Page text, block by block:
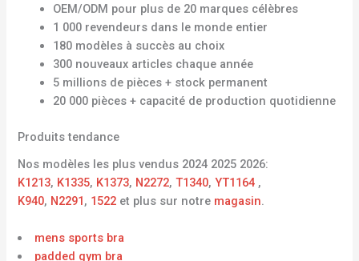
OEM/ODM pour plus de 20 marques célèbres
1 000 revendeurs dans le monde entier
180 modèles à succès au choix
300 nouveaux articles chaque année
5 millions de pièces + stock permanent
20 000 pièces + capacité de production quotidienne
Produits tendance
Nos modèles les plus vendus 2024 2025 2026:
K1213, K1335, K1373, N2272,T1340,YT1164 ,
K940, N2291, 1522 et plus sur notre magasin.
mens sports bra
padded gym bra